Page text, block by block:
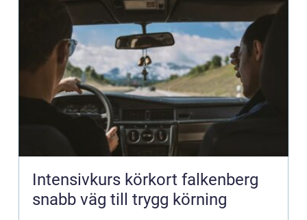
Intensivkurs körkort falkenberg
snabb väg till trygg körning